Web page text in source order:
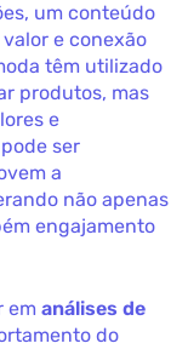
um conteúdo
e conexão
têm utilizado
produtos, mas
e
ser
a
não apenas
engajamento
em análises de
do